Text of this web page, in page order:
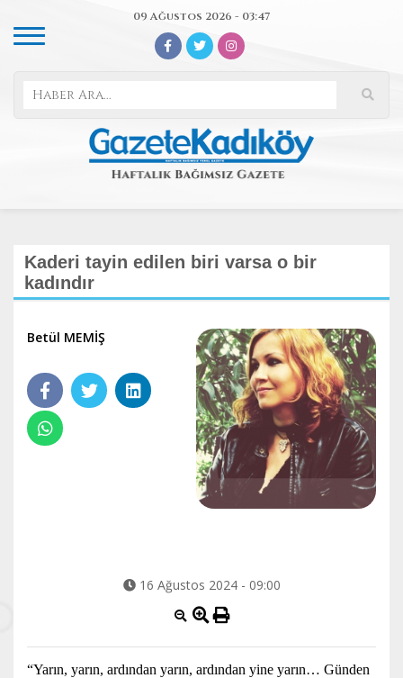
09 Ağustos 2026 - 03:47
Kaderi tayin edilen biri varsa o bir
kadındır
Betül MEMİŞ
16 Ağustos 2024 - 09:00
“Yarın, yarın, ardından yarın, ardından yine yarın… Günden